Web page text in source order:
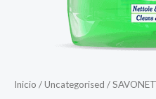
Inicio /Uncategorised /